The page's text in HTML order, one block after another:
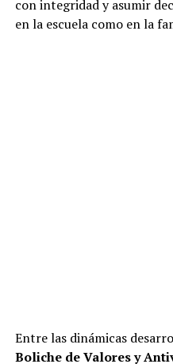
con integridad y asumir
en la escuela como en la
Entre las dinámicas
Boliche de Valores y